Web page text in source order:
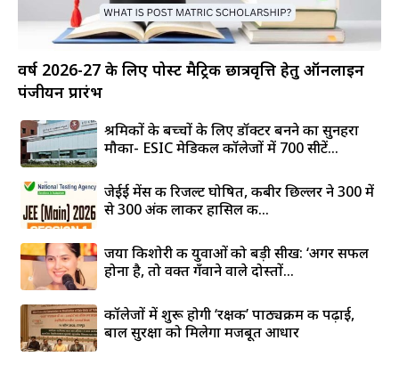
वर्ष 2026-27 के लिए पोस्ट मैट्रिक छात्रवृत्ति हेतु ऑनलाइन
पंजीयन प्रारंभ
श्रमिकों के बच्चों के लिए डॉक्टर बनने का सुनहरा
मौका- ESIC मेडिकल कॉलेजों में 700 सीटें...
जेईई मेंस की रिजल्ट घोषित, कबीर छिल्लर ने 300 में
से 300 अंक लाकर हासिल की...
जया किशोरी की युवाओं को बड़ी सीख: ‘अगर सफल
होना है, तो वक्त गँवाने वाले दोस्तों...
कॉलेजों में शुरू होगी ‘रक्षक’ पाठ्यक्रम की पढ़ाई,
बाल सुरक्षा को मिलेगा मजबूत आधार